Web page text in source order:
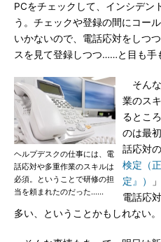
PCをチェックして、インシデン
う。チェックや登録の間にコー
いかないので、電話応対をしつ
スを見て登録しつつ……と目も手
ヘルプデスクの仕事には、電
話応対や多重作業のスキルは
必須。ということで研修の担
当を頼まれたのだった……
そんな
業のス
るとこ
のは最
話応対
検定（
定』）
電話応
多い、ということかもしれない。